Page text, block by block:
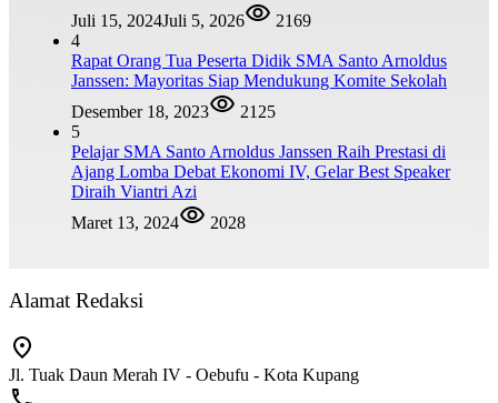
Juli 15, 2024Juli 5, 2026
2169
4
Rapat Orang Tua Peserta Didik SMA Santo Arnoldus
Janssen: Mayoritas Siap Mendukung Komite Sekolah
Desember 18, 2023
2125
5
Pelajar SMA Santo Arnoldus Janssen Raih Prestasi di
Ajang Lomba Debat Ekonomi IV, Gelar Best Speaker
Diraih Viantri Azi
Maret 13, 2024
2028
Alamat Redaksi
Jl. Tuak Daun Merah IV - Oebufu - Kota Kupang